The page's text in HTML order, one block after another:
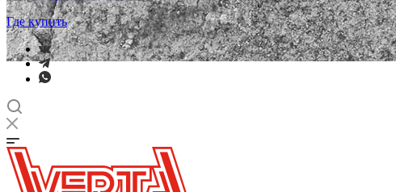
Где купить